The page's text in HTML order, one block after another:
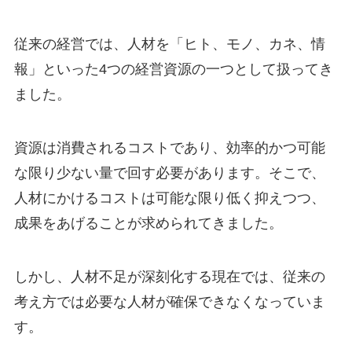
従来の経営では、人材を「ヒト、モノ、カネ、情
報」といった4つの経営資源の一つとして扱ってき
ました。
資源は消費されるコストであり、効率的かつ可能
な限り少ない量で回す必要があります。そこで、
人材にかけるコストは可能な限り低く抑えつつ、
成果をあげることが求められてきました。
しかし、人材不足が深刻化する現在では、従来の
考え方では必要な人材が確保できなくなっていま
す。